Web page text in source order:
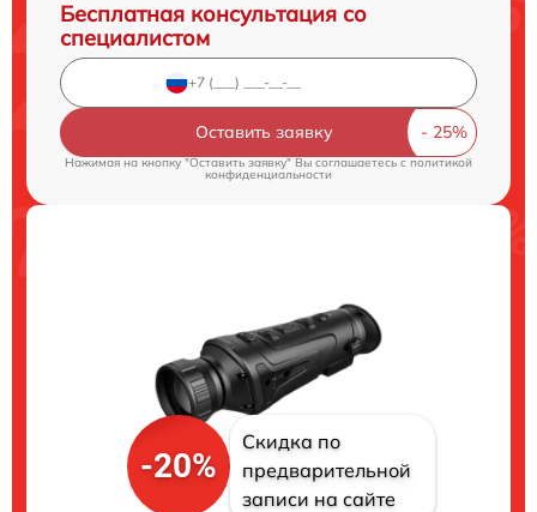
Бесплатная консультация со
специалистом
Оставить заявку
Нажимая на кнопку "Оставить заявку" Вы соглашаетесь cполитикой
конфиденциальности
-20%
Скидка по
предварительной
записи на сайте